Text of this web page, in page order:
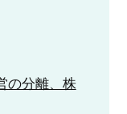
の分離、株